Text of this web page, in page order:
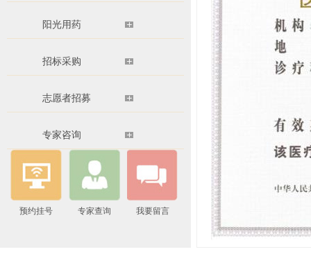
阳光用药
招标采购
志愿者招募
专家咨询
预约挂号 专家查询 我要留言